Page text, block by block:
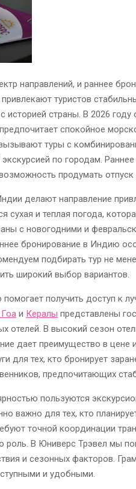
направлений, и раннее
туристов
историей страны. В 2026
спокойное
туры с
по городам.
продумать
делают направление
сухая и теплая погода,
с новогодними и
бронирование в Индию
подбирать тур не
широкий выбор вариантов.
получить доступ к
и Кералы представлены
отелей. В высокий сезон
дает преимущество в
для тех, кто бронирует
предпочитающих
пользуются
важно для тех, кто
точной координации
роль. В Юниверс Трэвел мы
и сезонных факторов.
и удобными.